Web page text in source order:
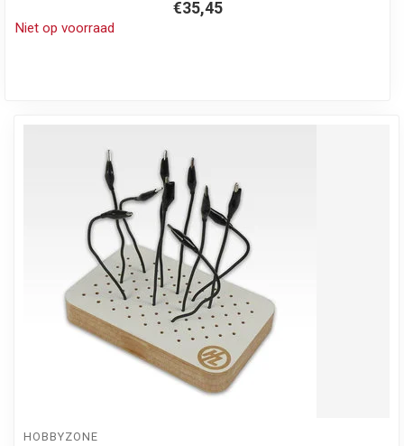
€35,45
Niet op voorraad
HOBBYZONE